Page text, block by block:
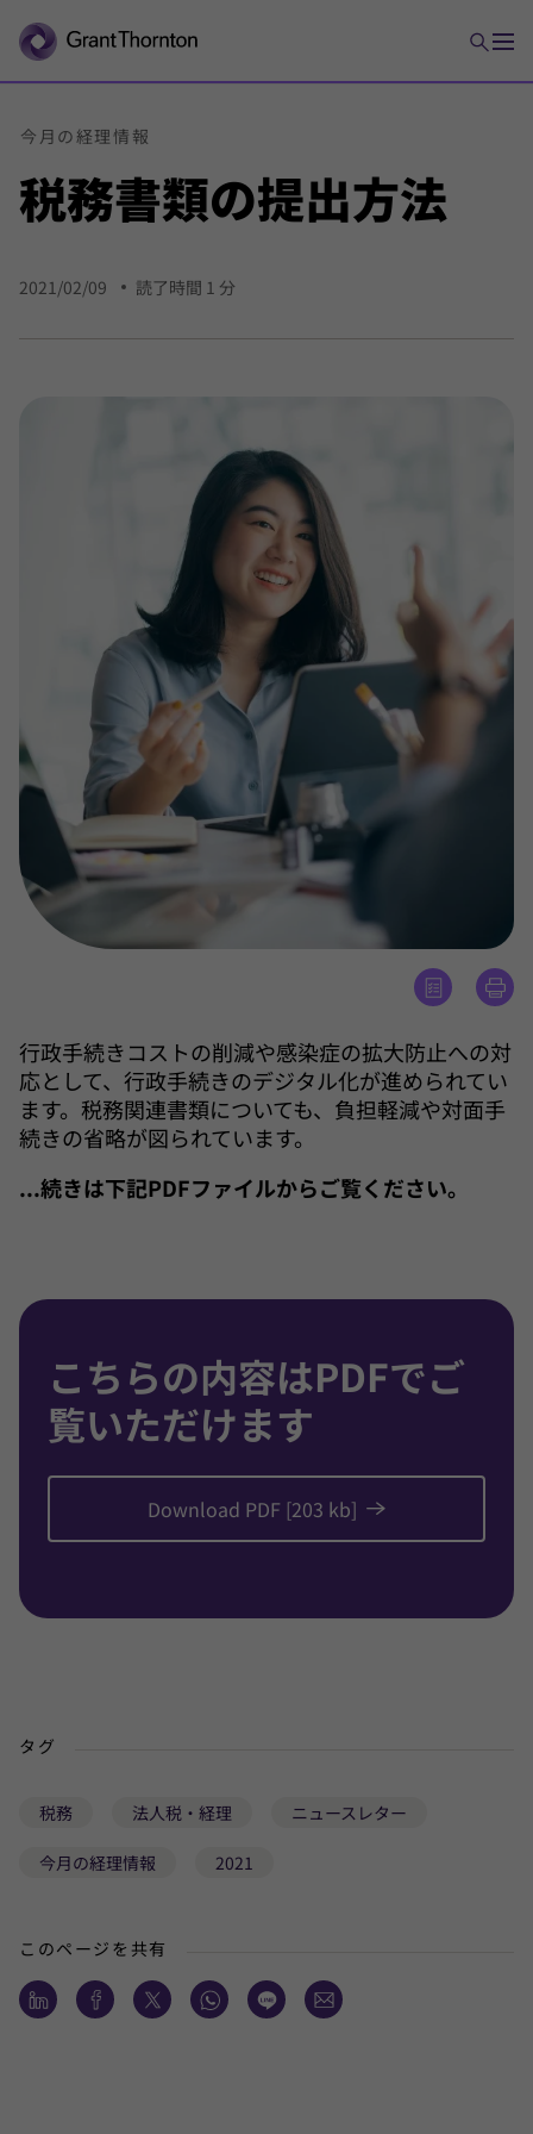
税務書類の提出方法
今月の経理 情報
2021/02/09 読了時間 1 分
行政手続きコストの削減や感染症の拡大防止への対
応として、行政手続きのデジタル化が進められてい
ます。税務関連書類についても、負担軽減や対面手
続きの省略が図られています。
...続きは下記PDFファイルからご覧ください。
こちらの内容はPDFでご
覧いただけます
Download PDF [203 kb]
タグ
税務 法人税・経理 ニュースレター
今月の経理情報 2021
このページを共有